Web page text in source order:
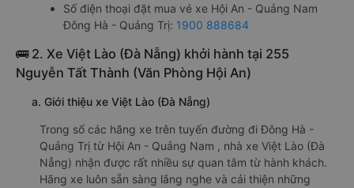
Số điện thoại đặt mua vé xe Hội An - Quảng Nam
Đông Hà - Quảng Trị: 1900 888684
🚌 2. Xe Việt Lào (Đà Nẵng) khởi hành tại 255
Nguyễn Tất Thành (Văn Phòng Hội An)
a. Giới thiệu xe Việt Lào (Đà Nẵng)
Trong số các hãng xe trên tuyến đường đi Đông Hà -
Quảng Trị từ Hội An - Quảng Nam , nhà xe Việt Lào (Đà
Nẵng) nhận được rất nhiều sự quan tâm từ hành khách.
Hãng xe luôn sẵn sàng lắng nghe và cải thiện những